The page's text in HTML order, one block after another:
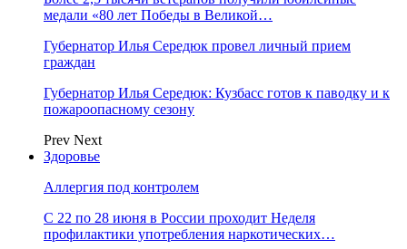
медали «80 лет Победы в Великой…
Губернатор Илья Середюк провел личный прием
граждан
Губернатор Илья Середюк: Кузбасс готов к паводку и к
пожароопасному сезону
Prev Next
Здоровье
Аллергия под контролем
С 22 по 28 июня в России проходит Неделя
профилактики употребления наркотических…